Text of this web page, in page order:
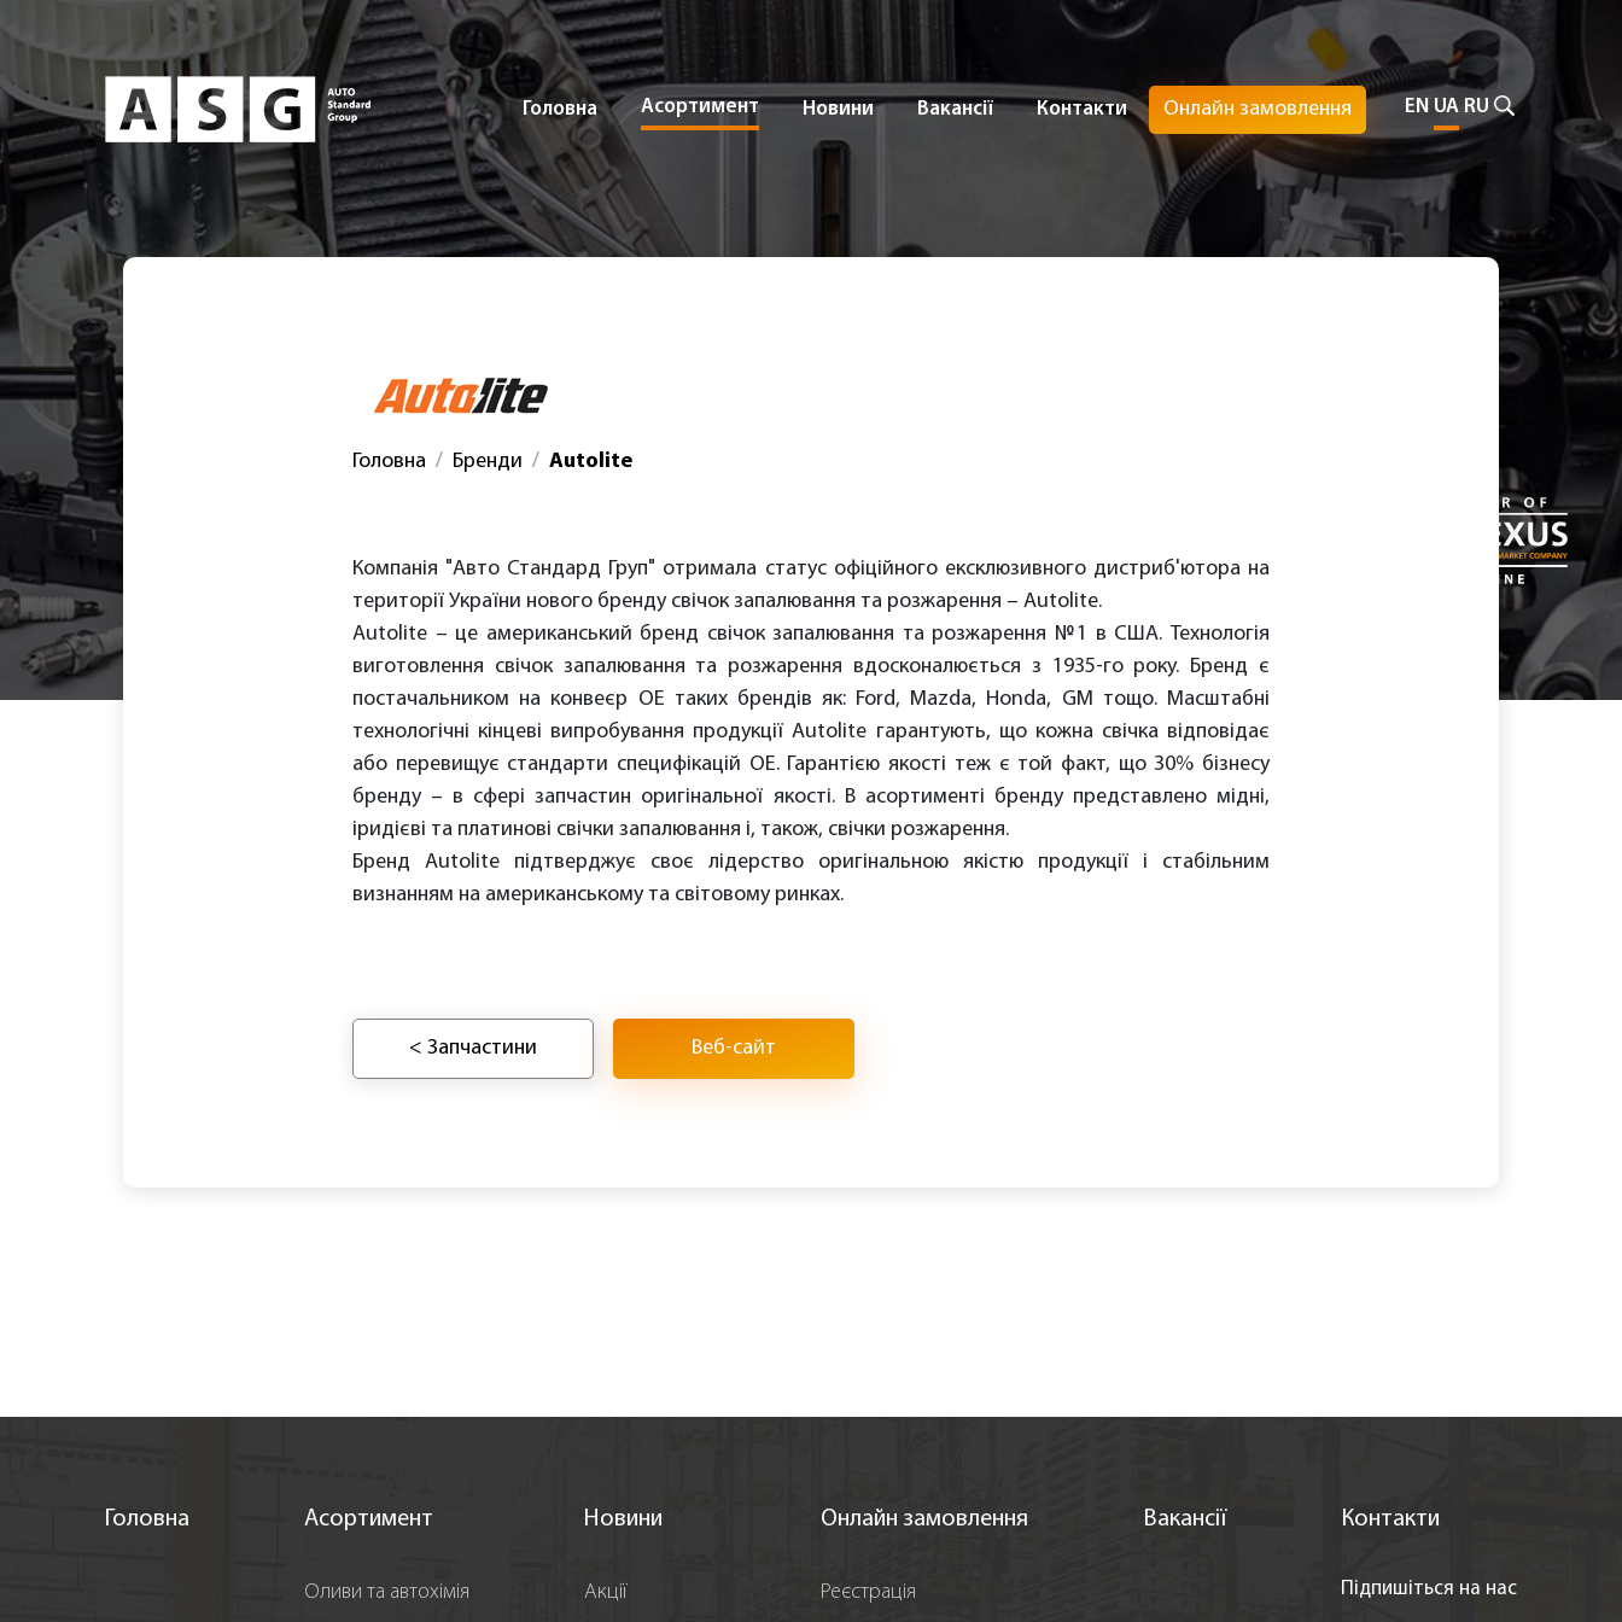
Головна Асортимент Новини Вакансії Контакти Онлайн замовлення EN UA RU
Головна Бренди Autolite
Компанія "Авто Стандард Груп" отримала статус офіційного ексклюзивного дистриб'ютора на
території України нового бренду свічок запалювання та розжарення – Autolite.
Autolite – це американський бренд свічок запалювання та розжарення №1 в США. Технологія
виготовлення свічок запалювання та розжарення вдосконалюється з 1935-го року. Бренд є
постачальником на конвеєр ОЕ таких брендів як: Ford, Mazda, Honda, GM тощо. Масштабні
технологічні кінцеві випробування продукції Autolite гарантують, що кожна свічка відповідає
або перевищує стандарти специфікацій OE. Гарантією якості теж є той факт, що 30% бізнесу
бренду – в сфері запчастин оригінальної якості. В асортименті бренду представлено мідні,
іридієві та платинові свічки запалювання і, також, свічки розжарення.
Бренд Autolite підтверджує своє лідерство оригінальною якістю продукції і стабільним
визнанням на американському та світовому ринках.
< Запчастини Веб-сайт
Головна Асортимент
Оливи та автохімія
Новини
Акції
Онлайн замовлення
Реєстрація
Вакансії Контакти
Підпишіться на нас